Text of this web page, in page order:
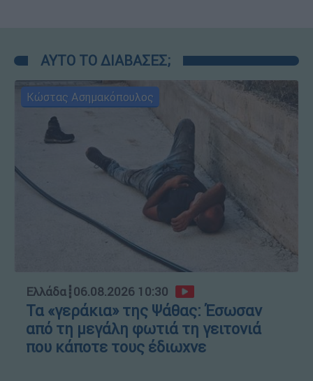
ΑΥΤΟ ΤΟ ΔΙΑΒΑΣΕΣ;
Κώστας Ασημακόπουλος
Ελλάδα┋06.08.2026 10:30
Τα «γεράκια» της Ψάθας: Έσωσαν
από τη μεγάλη φωτιά τη γειτονιά
που κάποτε τους έδιωχνε